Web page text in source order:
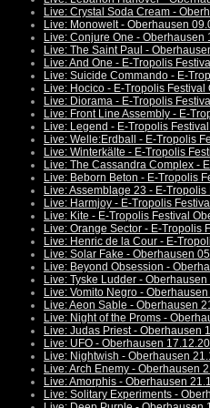
Live: Crystal Soda Cream -
Live: Monowelt - Oberhausen
Live: Conjure One - Oberhausen
Live: The Saint Paul -
Live: And One - E-Tropolis
Live: Suicide Commando - E-
Live: Hocico - E-Tropolis
Live: Diorama - E-Tropolis
Live: Front Line Assembly - E-
Live: Legend - E-Tropolis
Live: Welle:Erdball - E-Tropolis
Live: Winterkälte - E-Tropolis
Live: The Cassandra Complex -
Live: Beborn Beton - E-Tropolis
Live: Assemblage 23 - E-
Live: Harmjoy - E-Tropolis
Live: Kite - E-Tropolis Festival
Live: Orange Sector - E-Tropolis
Live: Henric de la Cour - E-
Live: Solar Fake - Oberhausen
Live: Beyond Obsession -
Live: Tyske Ludder -
Live: Vomito Negro -
Live: Aeon Sable - Oberhausen
Live: Night of the Proms -
Live: Judas Priest - Oberhausen
Live: UFO - Oberhausen
Live: Nightwish - Oberhausen
Live: Arch Enemy - Oberhausen
Live: Amorphis - Oberhausen
Live: Solitary Experiments -